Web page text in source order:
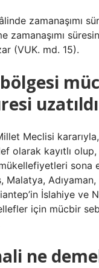
zamanaşımı
zamanaşımı
(VUK. md. 15).
Meclisi
olarak kayıtlı olup,
sona
Malatya,
İslahiye ve
için mücbir
ne